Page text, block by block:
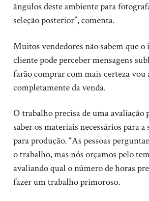
ângulos deste ambiente para
seleção posterior”, comenta.
Muitos vendedores não sabem que
cliente pode perceber mensagens
farão comprar com mais certeza vou
completamente da venda.
O trabalho precisa de uma avaliação
saber os materiais necessários para a
para produção. “As pessoas
o trabalho, mas nós orçamos pelo
avaliando qual o número de horas
fazer um trabalho primoroso.